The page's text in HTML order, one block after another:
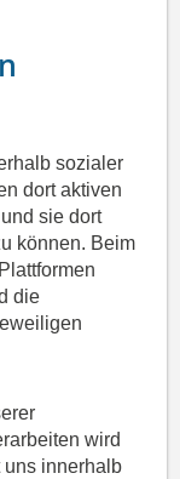
sozialer
dort aktiven
sie dort
können. Beim
die
wird
uns innerhalb